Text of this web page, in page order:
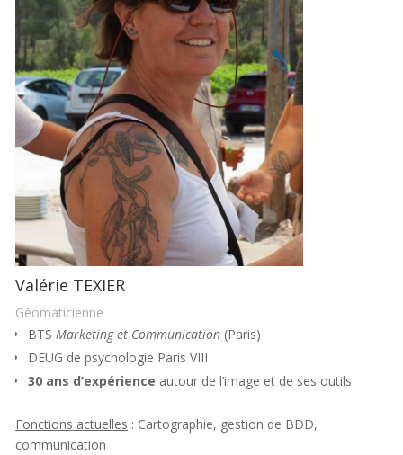
Valérie TEXIER
Géomaticienne
BTS Marketing et Communication (Paris)
DEUG de psychologie Paris VIII
30 ans d’expérience autour de l’image et de ses outils
Fonctions actuelles : Cartographie, gestion de BDD,
communication